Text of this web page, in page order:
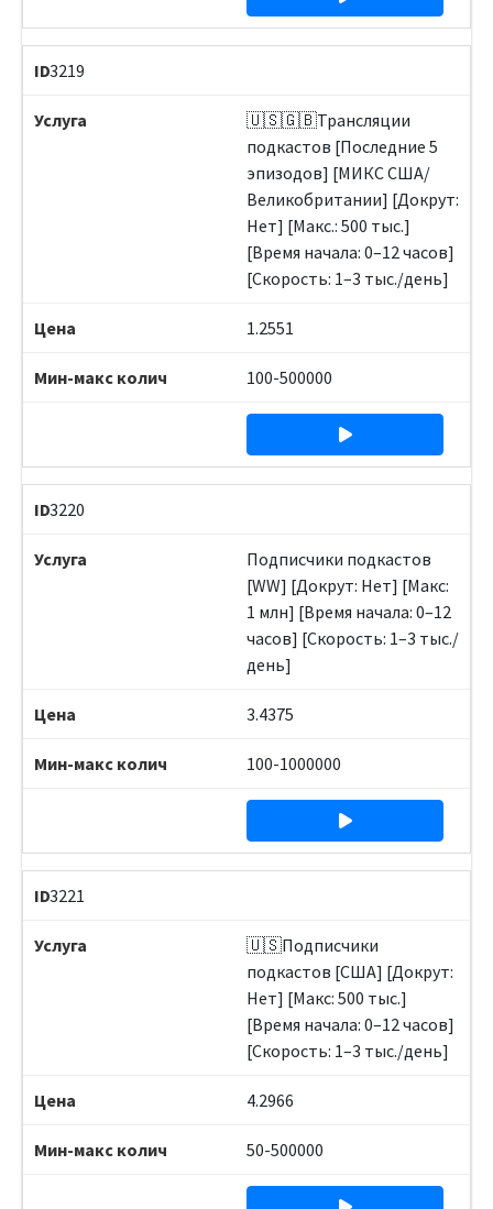
3219
🇺🇸🇬🇧Трансляции
подкастов [Последние 5
эпизодов] [МИКС США/
Великобритании] [Докрут:
Нет] [Макс.: 500 тыс.]
[Время начала: 0–12 часов]
[Скорость: 1–3 тыс./день]
1.2551
100-500000
3220
Подписчики подкастов
[WW] [Докрут: Нет] [Макс:
1 млн] [Время начала: 0–12
часов] [Скорость: 1–3 тыс./
день]
3.4375
100-1000000
3221
🇺🇸Подписчики
подкастов [США] [Докрут:
Нет] [Макс: 500 тыс.]
[Время начала: 0–12 часов]
[Скорость: 1–3 тыс./день]
4.2966
50-500000